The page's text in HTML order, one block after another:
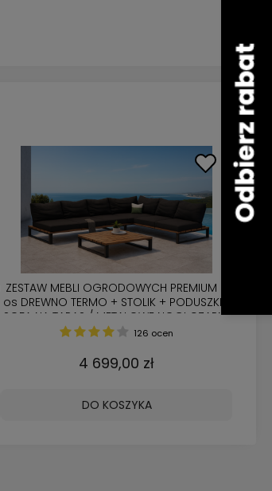
ZESTAW MEBLI OGRODOWYCH PREMIUM 6
os DREWNO TERMO + STOLIK + PODUSZKI /
SOFA NA TARAS / METALOWE NOGI CZARNE
126 ocen
4 699,00 zł
DO KOSZYKA